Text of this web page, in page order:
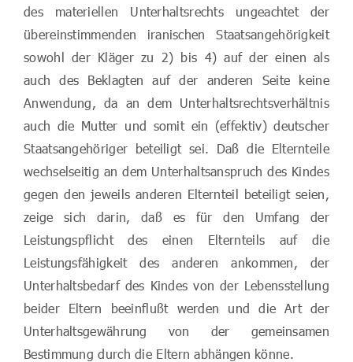
des materiellen Unterhaltsrechts ungeachtet der
übereinstimmenden iranischen Staatsangehörigkeit
sowohl der Kläger zu 2) bis 4) auf der einen als
auch des Beklagten auf der anderen Seite keine
Anwendung, da an dem Unterhaltsrechtsverhältnis
auch die Mutter und somit ein (effektiv) deutscher
Staatsangehöriger beteiligt sei. Daß die Elternteile
wechselseitig an dem Unterhaltsanspruch des Kindes
gegen den jeweils anderen Elternteil beteiligt seien,
zeige sich darin, daß es für den Umfang der
Leistungspflicht des einen Elternteils auf die
Leistungsfähigkeit des anderen ankommen, der
Unterhaltsbedarf des Kindes von der Lebensstellung
beider Eltern beeinflußt werden und die Art der
Unterhaltsgewährung von der gemeinsamen
Bestimmung durch die Eltern abhängen könne.